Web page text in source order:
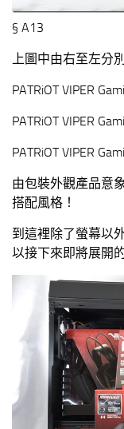
§ A13
上圖中由右至左分
PATRiOT VIPER
PATRiOT VIPER
PATRiOT VIPER
由包裝外觀產品意
搭配風格！
到這裡除了螢幕以
以接下來即將展開